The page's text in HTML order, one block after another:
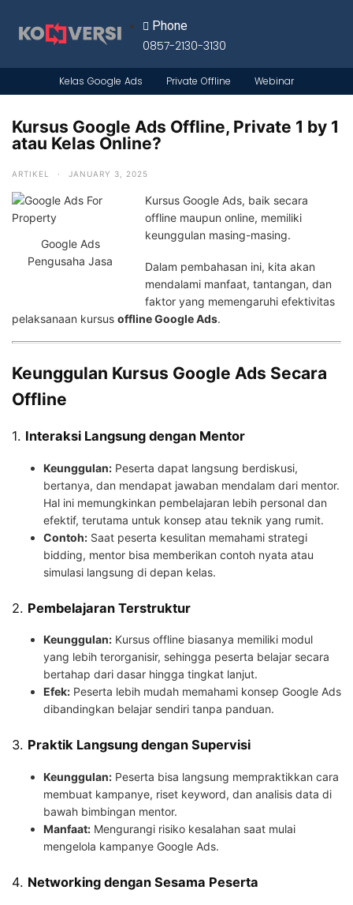
Phone
0857-2130-3130
Kelas Google Ads Private Offline Webinar
Kursus Google Ads Offline, Private 1 by 1
atau Kelas Online?
ARTIKEL · JANUARY 3, 2025
Google Ads
Pengusaha Jasa
Kursus Google Ads, baik secara
offline maupun online, memiliki
keunggulan masing-masing.
Dalam pembahasan ini, kita akan
mendalami manfaat, tantangan, dan
faktor yang memengaruhi efektivitas
pelaksanaan kursus offline Google Ads.
Keunggulan Kursus Google Ads Secara
Offline
1. Interaksi Langsung dengan Mentor
Keunggulan: Peserta dapat langsung berdiskusi,
bertanya, dan mendapat jawaban mendalam dari mentor.
Hal ini memungkinkan pembelajaran lebih personal dan
efektif, terutama untuk konsep atau teknik yang rumit.
Contoh: Saat peserta kesulitan memahami strategi
bidding, mentor bisa memberikan contoh nyata atau
simulasi langsung di depan kelas.
2. Pembelajaran Terstruktur
Keunggulan: Kursus offline biasanya memiliki modul
yang lebih terorganisir, sehingga peserta belajar secara
bertahap dari dasar hingga tingkat lanjut.
Efek: Peserta lebih mudah memahami konsep Google Ads
dibandingkan belajar sendiri tanpa panduan.
3. Praktik Langsung dengan Supervisi
Keunggulan: Peserta bisa langsung mempraktikkan cara
membuat kampanye, riset keyword, dan analisis data di
bawah bimbingan mentor.
Manfaat: Mengurangi risiko kesalahan saat mulai
mengelola kampanye Google Ads.
4. Networking dengan Sesama Peserta